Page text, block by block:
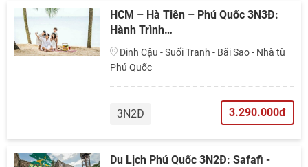
HCM – Hà Tiên – Phú Quốc 3N3Đ:
Hành Trình…
Phú Quốc
3N2Đ 3.290.000đ
Du Lịch Phú Quốc 3N2Đ: Safafi -